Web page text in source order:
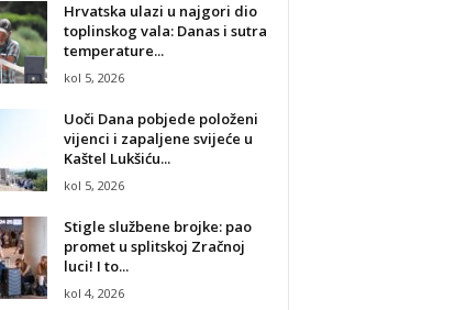
Hrvatska ulazi u najgori dio
toplinskog vala: Danas i sutra
temperature...
kol 5, 2026
Uoči Dana pobjede položeni
vijenci i zapaljene svijeće u
Kaštel Lukšiću...
kol 5, 2026
Stigle službene brojke: pao
promet u splitskoj Zračnoj
luci! I to...
kol 4, 2026